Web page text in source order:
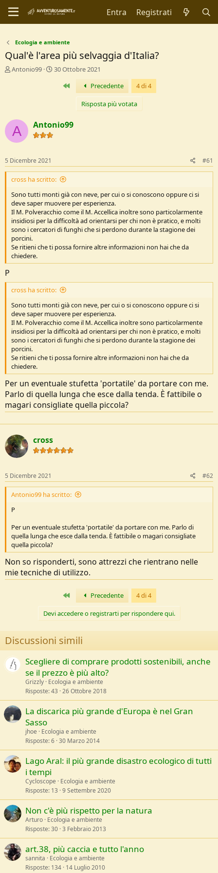
Entra Registrati
Ecologia e ambiente
Qual'è l'area più selvaggia d'Italia?
C
r
e
D
s
c
u
s
s
i
o
n
e
Antonio99
D
I
n
o
30 Ottobre 2021
Primo Precedente 4 di 4
Risposta più votata
A Antonio99
5 Dicembre 2021 #61
cross ha scritto:
Sono tutti monti già con neve, per cui o si conoscono oppure ci si
deve saper muovere per esperienza.
Il M. Polveracchio come il M. Accellica inoltre sono particolarmente
insidiosi per la difficoltà ad orientarsi per chi non è pratico, e molti
sono i cercatori di funghi che si perdono durante la stagione dei
porcini.
Se ritieni che ti possa fornire altre informazioni non hai che da
chiedere.
P
cross ha scritto:
Sono tutti monti già con neve, per cui o si conoscono oppure ci si
deve saper muovere per esperienza.
Il M. Polveracchio come il M. Accellica inoltre sono particolarmente
insidiosi per la difficoltà ad orientarsi per chi non è pratico, e molti
sono i cercatori di funghi che si perdono durante la stagione dei
porcini.
Se ritieni che ti possa fornire altre informazioni non hai che da
chiedere.
Per un eventuale stufetta 'portatile' da portare con me.
Parlo di quella lunga che esce dalla tenda. È fattibile o
magari consigliate quella piccola?
cross
5 Dicembre 2021 #62
Antonio99 ha scritto:
P
Per un eventuale stufetta 'portatile' da portare con me. Parlo di
quella lunga che esce dalla tenda. È fattibile o magari consigliate
quella piccola?
Non so risponderti, sono attrezzi che rientrano nelle
mie tecniche di utilizzo.
Primo Precedente 4 di 4
Devi accedere o registrarti per rispondere qui.
Discussioni simili
Scegliere di comprare prodotti sostenibili, anche
se il prezzo è più alto?
Grizzly Ecologia e ambiente
Risposte 43 26 Ottobre 2018
La discarica più grande d'Europa è nel Gran
Sasso
jhoe
Ecologia e ambiente
Risposte 6 30 Marzo 2014
Lago Aral: il più grande disastro ecologico di tutti
i tempi
Cycloscope
Ecologia e ambiente
Risposte 13 9 Settembre 2020
Non c'è più rispetto per la natura
Arturo Ecologia e ambiente
Risposte 30 3 Febbraio 2013
art.38, più caccia e tutto l'anno
sannita
Ecologia e ambiente
Risposte 134 14 Luglio 2010